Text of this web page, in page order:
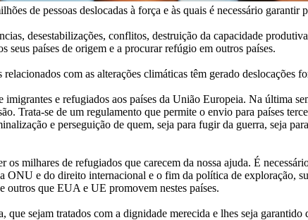
de pessoas deslocadas à força e às quais é necessário garantir
desestabilizações, conflitos, destruição da capacidade
seus países de origem e a procurar refúgio em outros países.
com as alterações climáticas têm gerado deslocações
e refugiados aos países da União Europeia. Na última
Trata-se de um regulamento que permite o envio para países
e perseguição de quem, seja para fugir da guerra, seja
milhares de refugiados que carecem da nossa ajuda. É
ONU e do direito internacional e o fim da política de exploração,
outros que EUA e UE promovem nestes países.
sejam tratados com a dignidade merecida e lhes seja garantido